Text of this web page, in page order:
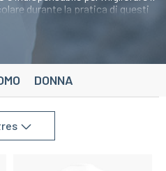
durante la pratica di questi
abbigliamento a compressione
con consegna rapida.
o anche t-shirt.
DONNA